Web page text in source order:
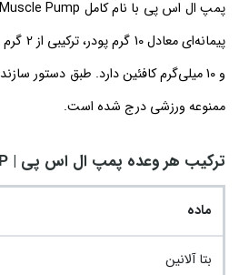
ممنوعه ورزشی درج شده است.
ترکیب هر وعده پمپ ال اس پی | PUMP LSP
ماده
بتا آلانین